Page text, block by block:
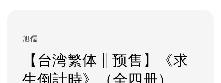
旭儒
【台湾繁体 || 预售】《求
生倒計時》（全四册）